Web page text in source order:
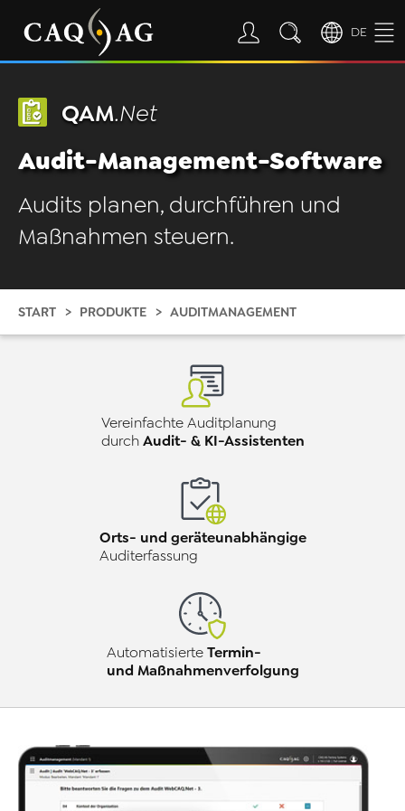
DE
QAM.Net
Audit-Management-Software
Audits planen, durchführen und
Maßnahmen steuern.
START PRODUKTE AUDITMANAGEMENT
Vereinfachte Auditplanung
durch Audit- & KI-Assistenten
Orts- und geräteunabhängige
Auditerfassung
Automatisierte Termin-
und Maßnahmenverfolgung